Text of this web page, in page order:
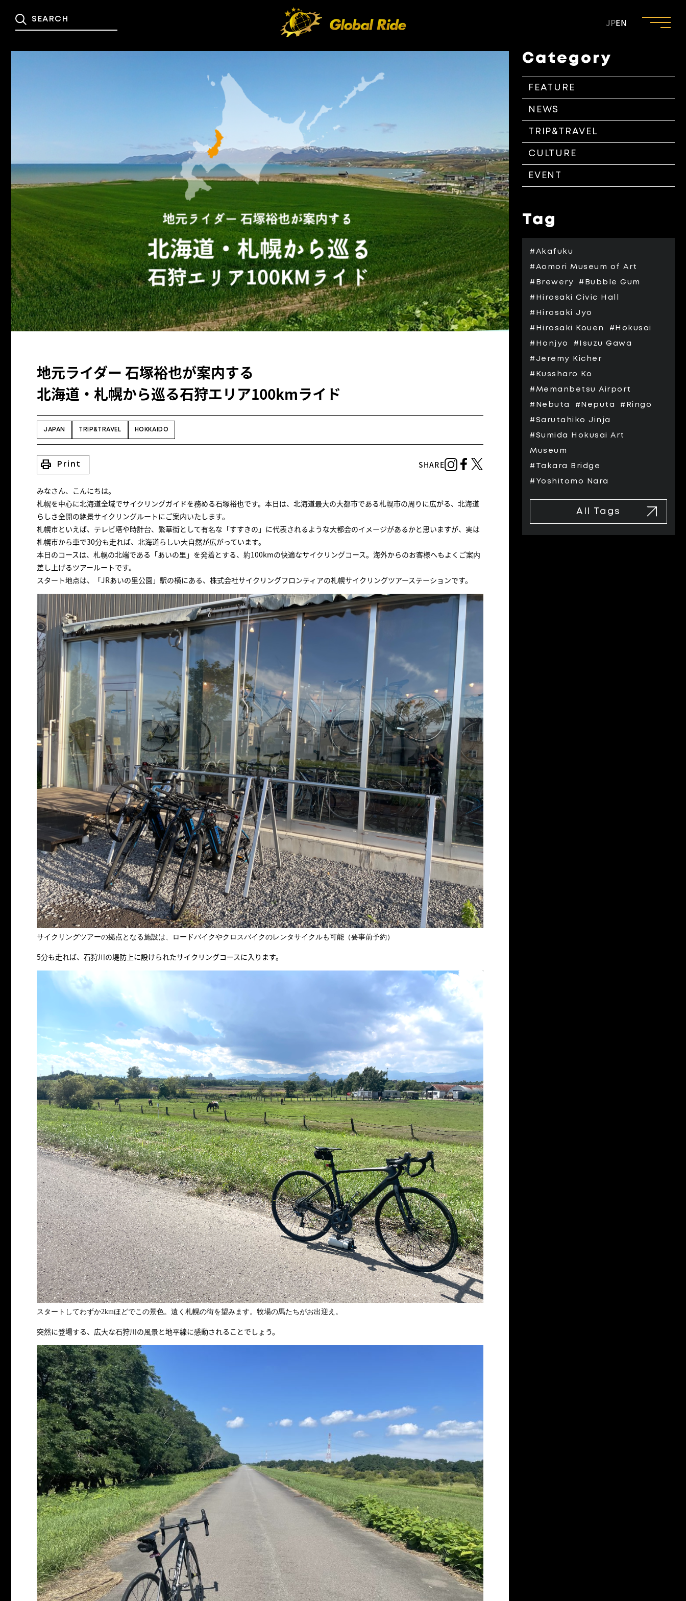
JPEN
EVENT
CULTURE
TRIP&TRAVEL
ENTRY
NEWS
地元ライダー 石塚裕也が案内する
北海道・札幌から巡る石狩エリア100kmライド
JAPAN TRIP&TRAVEL HOKKAIDO
print Print SHARE
みなさん、こんにちは。
札幌を中心に北海道全域でサイクリングガイドを務める石塚裕也です。本日は、北海道最大の大都市である札幌市の周りに広がる、北海道
らしさ全開の絶景サイクリングルートにご案内いたします。
札幌市といえば、テレビ塔や時計台、繁華街として有名な「すすきの」に代表されるような大都会のイメージがあるかと思いますが、実は
札幌市から車で30分も走れば、北海道らしい大自然が広がっています。
本日のコースは、札幌の北端である「あいの里」を発着とする、約100kmの快適なサイクリングコース。海外からのお客様へもよくご案内
差し上げるツアールートです。
スタート地点は、「JRあいの里公園」駅の横にある、株式会社サイクリングフロンティアの札幌サイクリングツアーステーションです。
サイクリングツアーの拠点となる施設は、ロードバイクやクロスバイクのレンタサイクルも可能（要事前予約）
5分も走れば、石狩川の堤防上に設けられたサイクリングコースに入ります。
スタートしてわずか2kmほどでこの景色。遠く札幌の街を望みます。牧場の馬たちがお出迎え。
突然に登場する、広大な石狩川の風景と地平線に感動されることでしょう。
Category
FEATURE
NEWS
TRIP&TRAVEL
CULTURE
EVENT
Tag
#Akafuku
#Aomori Museum of Art
#Brewery #Bubble Gum
#Hirosaki Civic Hall
#Hirosaki Jyo
#Hirosaki Kouen #Hokusai
#Honjyo #Isuzu Gawa
#Jeremy Kicher
#Kussharo Ko
#Memanbetsu Airport
#Nebuta #Neputa #Ringo
#Sarutahiko Jinja
#Sumida Hokusai Art
Museum
#Takara Bridge
#Yoshitomo Nara
All Tags